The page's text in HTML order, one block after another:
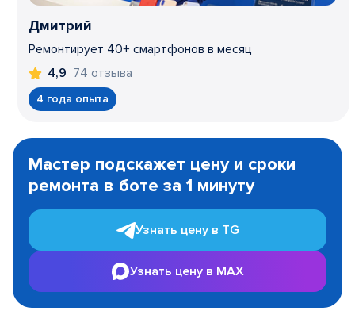
Дмитрий
Ремонтирует 40+ смартфонов в месяц
4,9 74 отзыва
4 года опыта
1
Мастер подскажет цену и сроки
ремонта в боте за 1 минуту
Узнать цену в TG
Узнать цену в MAX